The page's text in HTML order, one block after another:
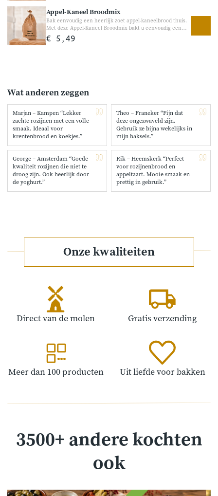
gewoon als smaakvol tussendoortje. Geschikt voor zowel
de broodbakmachine als handmatig bakken.
Appel-Kaneel Broodmix
Bak eenvoudig een heerlijk zoet appel-kaneelbrood thuis.
Met deze Appel-Kaneel Broodmix bakt u eenvoudig een
zacht en luchtig brood met appelstukjes, rozijnen en een
warme kaneelsmaak. Heerlijk voor bij het ontbijt, de
€ 5,49
Wat anderen zeggen
Marjan – Kampen “Lekker
zachte rozijnen met een volle
smaak. Ideaal voor
krentenbrood en koekjes.”
Theo – Franeker “Fijn dat
deze ongezwaveld zijn.
Gebruik ze bijna wekelijks in
mijn baksels.”
George – Amsterdam “Goede
kwaliteit rozijnen die niet te
droog zijn. Ook heerlijk door
de yoghurt.”
Rik – Heemskerk “Perfect
voor rozijnenbrood en
appeltaart. Mooie smaak en
prettig in gebruik.”
Onze kwaliteiten
Direct van de molen Gratis verzending
Meer dan 100 producten Uit liefde voor bakken
3500+ andere kochten
ook